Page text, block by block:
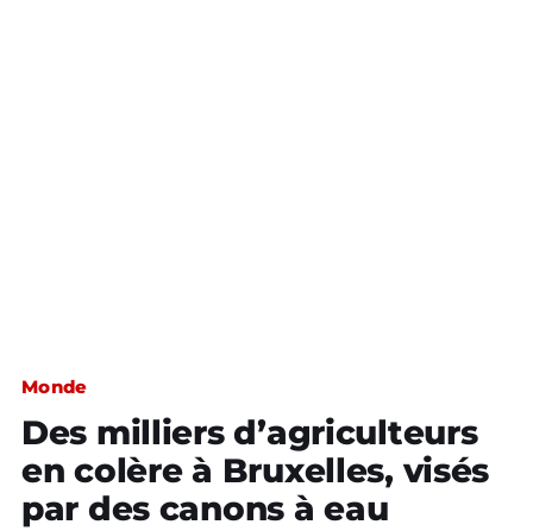
Monde
Des milliers d’agriculteurs
en colère à Bruxelles, visés
par des canons à eau